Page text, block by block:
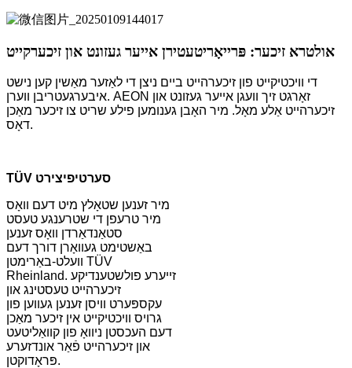
אולטרא זיכער: פּרייאָריטעטירן אייער געזונט און זיכערקייט
די וויכטיקייט פון זיכערהייט ביים ניצן די לאַזער מאַשין קען נישט
איבערגעטריבן ווערן. AEON זאָרגט זיך וועגן אייער געזונט און
זיכערהייט אַלע מאָל. מיר האָבן גענומען פילע שריט צו זיכער מאַכן
דאָס.
TÜV סערטיפיצירט
מיר זענען שטאָלץ מיט דעם וואָס
מיר טרעפן די שטרענגע טעסט
סטאַנדאַרדן וואָס זענען
באַשטימט געוואָרן דורך דעם
וועלט-באַרימטן TÜV
Rheinland. זייערע פולשטענדיקע
זיכערהייט טעסטינג און
עקספּערט וויסן זענען געווען פון
גרויס וויכטיקייט אין זיכער מאַכן
דעם העכסטן ניוואָ פון קוואַליטעט
און זיכערהייט פֿאַר אונדזערע
פּראָדוקטן.